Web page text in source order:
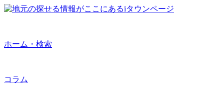
ホーム・検索
コラム